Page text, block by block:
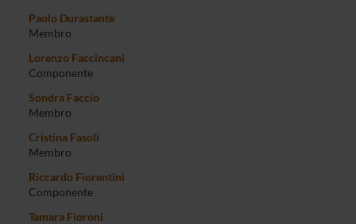
Paolo Durastante
Membro
Lorenzo Faccincani
Componente
Sondra Faccio
Membro
Cristina Fasoli
Membro
Riccardo Fiorentini
Componente
Tamara Fioroni